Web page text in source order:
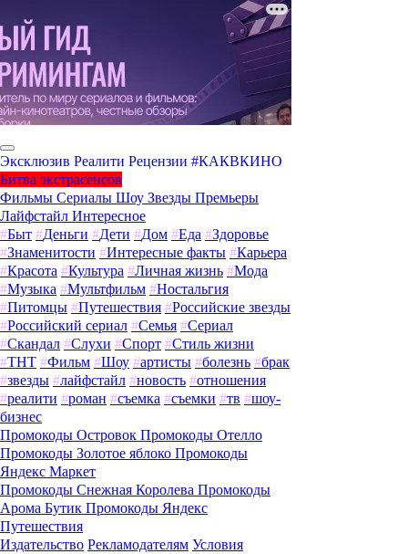
Эксклюзив Реалити Рецензии #КАКВКИНО
Битва экстрасенсов
Фильмы Сериалы Шоу Звезды Премьеры
Лайфстайл Интересное
#Быт #Деньги #Дети #Дом #Еда #Здоровье
#Знаменитости #Интересные факты #Карьера
#Красота #Культура #Личная жизнь #Мода
#Музыка #Мультфильм #Ностальгия
#Питомцы #Путешествия #Российские звезды
#Российский сериал #Семья #Сериал
#Скандал #Слухи #Спорт #Стиль жизни
#ТНТ #Фильм #Шоу #артисты #болезнь #брак
#звезды #лайфстайл #новость #отношения
#реалити #роман #съемка #съемки #тв #шоу-
бизнес
Промокоды Островок Промокоды Отелло
Промокоды Золотое яблоко Промокоды
Яндекс Маркет
Промокоды Снежная Королева Промокоды
Арома Бутик Промокоды Яндекс
Путешествия
Издательство Рекламодателям Условия